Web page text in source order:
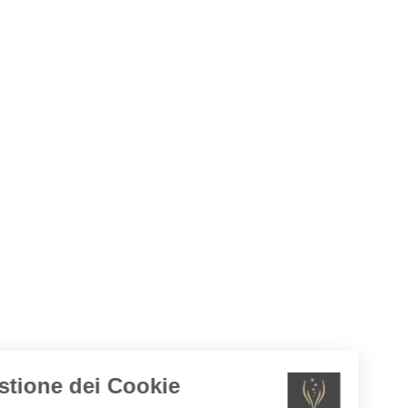
Gestione dei Cookie